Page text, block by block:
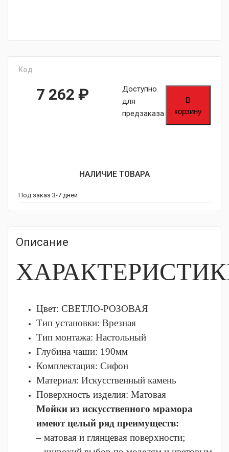
Код
7 262 ₽
Доступно
для
предзаказа
В
корзину
НАЛИЧИЕ ТОВАРА
Под заказ 3-7 дней
Описание
Цвет: СВЕТЛО-РОЗОВАЯ
Тип установки: Врезная
Тип монтажа: Настольный
Глубина чаши: 190мм
Комплектация: Сифон
Материал: Искусственный камень
Поверхность изделия: Матовая
Мойки из искусственного мрамора
имеют целый ряд преимуществ:
– матовая и глянцевая поверхности;